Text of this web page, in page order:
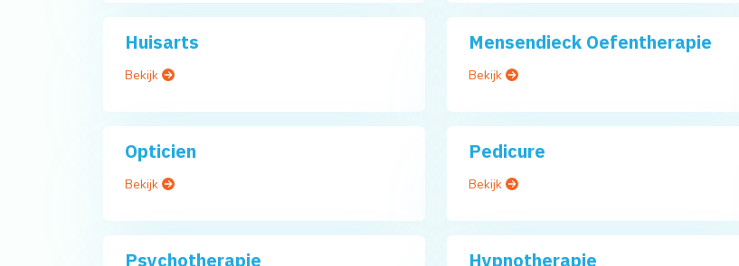
Huisarts
Bekijk
Mensendieck Oefentherapie
Bekijk
Opticien
Bekijk
Pedicure
Bekijk
Psychotherapie Hypnotherapie